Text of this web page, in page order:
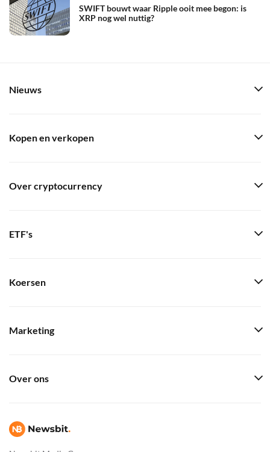
SWIFT bouwt waar Ripple ooit mee begon: is
XRP nog wel nuttig?
Nieuws
Kopen en verkopen
Over cryptocurrency
ETF's
Koersen
Marketing
Over ons